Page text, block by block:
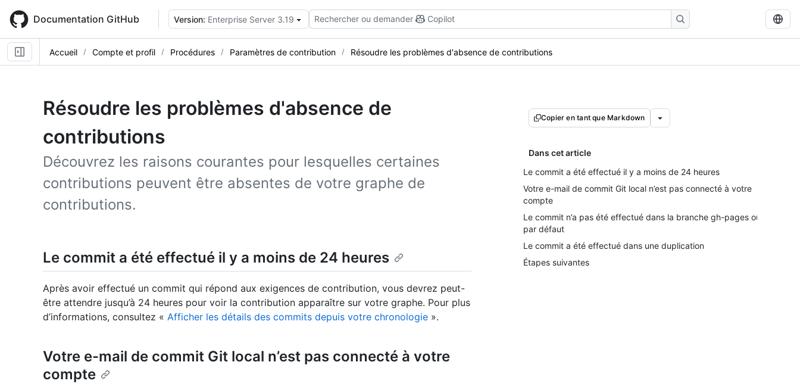
main
content
Documentation GitHub Version: Enterprise Server 3.19 Rechercher ou demander Copilot
Accueil Compte et profil Procédures Paramètres de contribution Résoudre les problèmes d'absence de contributions
Résoudre les problèmes d'absence de
contributions
Découvrez les raisons courantes pour lesquelles certaines
contributions peuvent être absentes de votre graphe de
contributions.
Copier en tant que Markdown
Dans cet article
Le commit a été effectué il y a moins de 24 heures
Votre e-mail de commit Git local n’est pas connecté à votre
compte
Le commit n’a pas été effectué dans la branche gh-pages ou
par défaut
Le commit a été effectué dans une duplication
Étapes suivantes
Le commit a été effectué il y a moins de 24 heures
Après avoir effectué un commit qui répond aux exigences de contribution, vous devrez peut-
être attendre jusqu’à 24 heures pour voir la contribution apparaître sur votre graphe. Pour plus
d’informations, consultez « Afficher les détails des commits depuis votre chronologie ».
Votre e-mail de commit Git local n’est pas connecté à votre
compte